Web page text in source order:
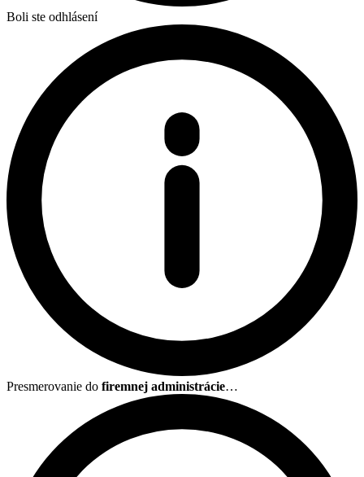
Boli ste odhlásení
Presmerovanie do firemnej administrácie…